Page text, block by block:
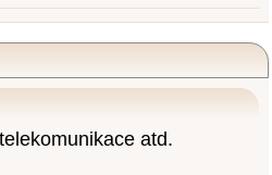
atd.